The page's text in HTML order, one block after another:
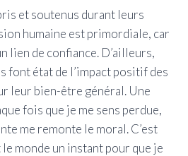
et soutenus durant leurs
humaine est primordiale, car
lien de confiance. D’ailleurs,
font état de l’impact positif des
leur bien-être général. Une
fois que je me sens perdue,
me remonte le moral. C’est
monde un instant pour que je